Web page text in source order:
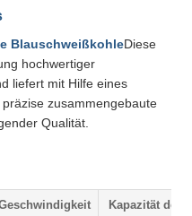
BlauschweißkohleDiese
hochwertiger
liefert mit Hilfe eines
zusammengebaute
Qualität.
Kapazität des